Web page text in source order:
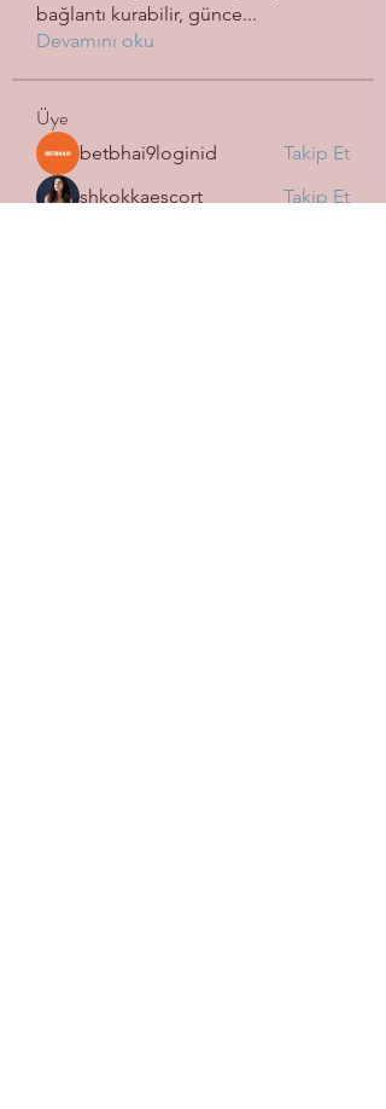
bağlantı kurabilir, günce...
Devamını oku
Üye
betbhai9loginid
Takip Et
shkokkaescort
Takip Et